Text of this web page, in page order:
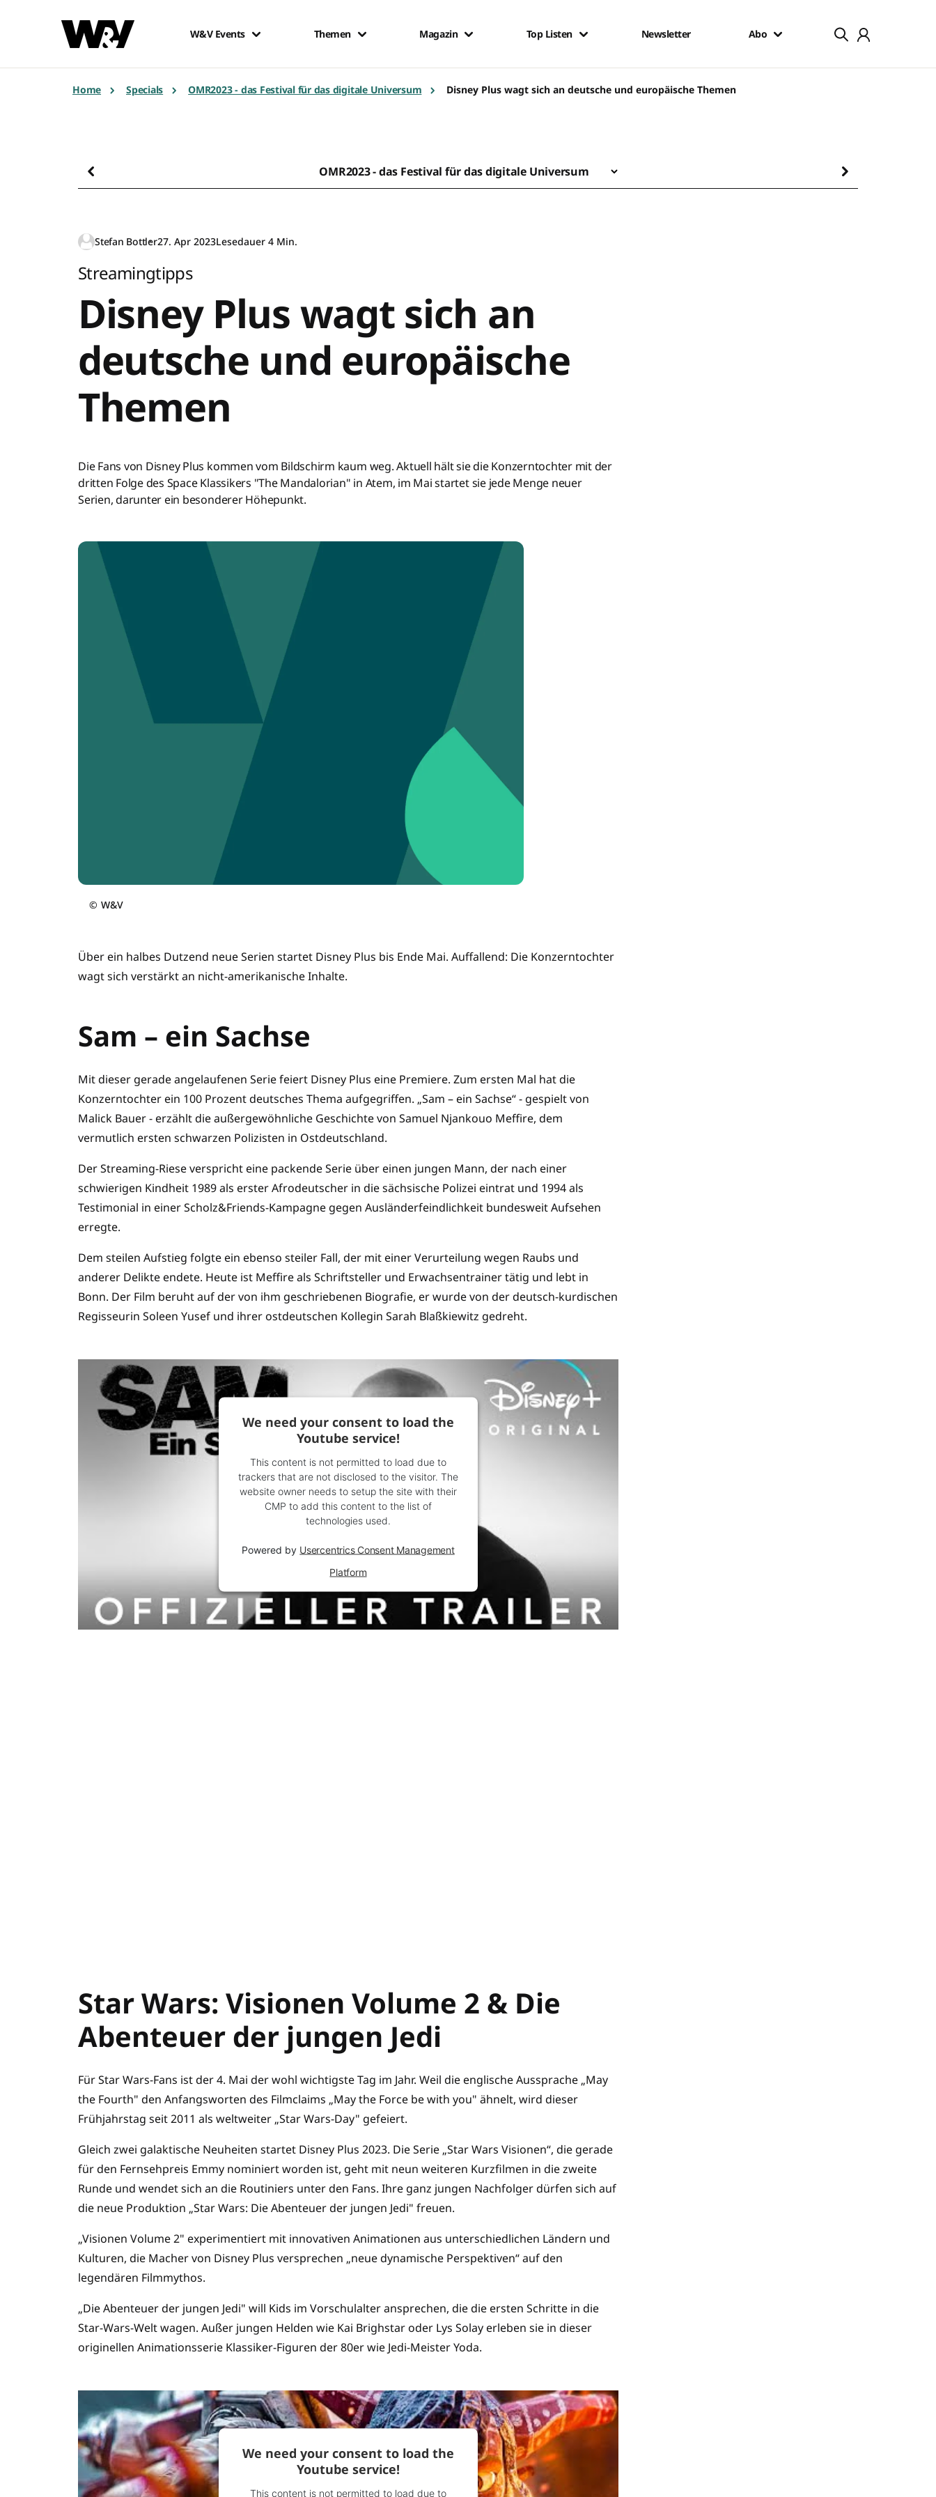
W&V Events Themen Magazin Top Listen Newsletter Abo
Home Specials OMR2023 - das Festival für das digitale Universum Disney Plus wagt sich an deutsche und europäische Themen
OMR2023 - das Festival für das digitale Universum
Stefan Bottler27. Apr 2023Lesedauer 4 Min.
Streamingtipps
Disney Plus wagt sich an
deutsche und europäische
Themen
Die Fans von Disney Plus kommen vom Bildschirm kaum weg. Aktuell hält sie die Konzerntochter mit der
dritten Folge des Space Klassikers "The Mandalorian" in Atem, im Mai startet sie jede Menge neuer
Serien, darunter ein besonderer Höhepunkt.
© W&V
Über ein halbes Dutzend neue Serien startet Disney Plus bis Ende Mai. Auffallend: Die Konzerntochter
wagt sich verstärkt an nicht-amerikanische Inhalte.
Sam – ein Sachse
Mit dieser gerade angelaufenen Serie feiert Disney Plus eine Premiere. Zum ersten Mal hat die
Konzerntochter ein 100 Prozent deutsches Thema aufgegriffen. „Sam – ein Sachse“ - gespielt von
Malick Bauer - erzählt die außergewöhnliche Geschichte von Samuel Njankouo Meffire, dem
vermutlich ersten schwarzen Polizisten in Ostdeutschland.
Der Streaming-Riese verspricht eine packende Serie über einen jungen Mann, der nach einer
schwierigen Kindheit 1989 als erster Afrodeutscher in die sächsische Polizei eintrat und 1994 als
Testimonial in einer Scholz&Friends-Kampagne gegen Ausländerfeindlichkeit bundesweit Aufsehen
erregte.
Dem steilen Aufstieg folgte ein ebenso steiler Fall, der mit einer Verurteilung wegen Raubs und
anderer Delikte endete. Heute ist Meffire als Schriftsteller und Erwachsentrainer tätig und lebt in
Bonn. Der Film beruht auf der von ihm geschriebenen Biografie, er wurde von der deutsch-kurdischen
Regisseurin Soleen Yusef und ihrer ostdeutschen Kollegin Sarah Blaßkiewitz gedreht.
We need your consent to load the
Youtube service!
This content is not permitted to load due to
trackers that are not disclosed to the visitor. The
website owner needs to setup the site with their
CMP to add this content to the list of
technologies used.
Powered by Usercentrics Consent Management
Platform
Star Wars: Visionen Volume 2 & Die
Abenteuer der jungen Jedi
Für Star Wars-Fans ist der 4. Mai der wohl wichtigste Tag im Jahr. Weil die englische Aussprache „May
the Fourth" den Anfangsworten des Filmclaims „May the Force be with you" ähnelt, wird dieser
Frühjahrstag seit 2011 als weltweiter „Star Wars-Day" gefeiert.
Gleich zwei galaktische Neuheiten startet Disney Plus 2023. Die Serie „Star Wars Visionen“, die gerade
für den Fernsehpreis Emmy nominiert worden ist, geht mit neun weiteren Kurzfilmen in die zweite
Runde und wendet sich an die Routiniers unter den Fans. Ihre ganz jungen Nachfolger dürfen sich auf
die neue Produktion „Star Wars: Die Abenteuer der jungen Jedi" freuen.
„Visionen Volume 2" experimentiert mit innovativen Animationen aus unterschiedlichen Ländern und
Kulturen, die Macher von Disney Plus versprechen „neue dynamische Perspektiven“ auf den
legendären Filmmythos.
„Die Abenteuer der jungen Jedi" will Kids im Vorschulalter ansprechen, die die ersten Schritte in die
Star-Wars-Welt wagen. Außer jungen Helden wie Kai Brighstar oder Lys Solay erleben sie in dieser
originellen Animationsserie Klassiker-Figuren der 80er wie Jedi-Meister Yoda.
We need your consent to load the
Youtube service!
This content is not permitted to load due to